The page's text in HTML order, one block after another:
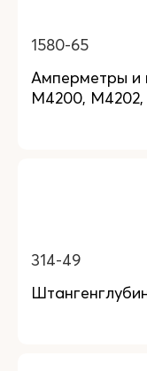
1580-65
Амперметры и
М4200,
314-49